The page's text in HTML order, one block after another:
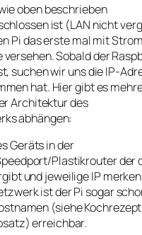
oben beschrieben
ist (LAN nicht
Pi das erste mal mit
versehen. Sobald der
suchen wir uns die IP-
hat. Hier gibt es
Architektur des
abhängen:
Geräts in der
Plastikrouter der
und jeweilige IP
ist der Pi sogar
(siehe
erreichbar.